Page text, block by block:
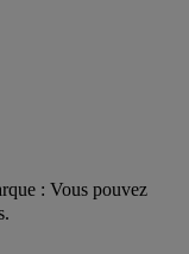
: Vous pouvez